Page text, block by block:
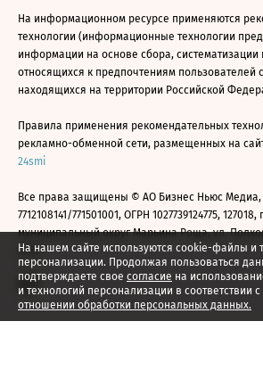
На нашем сайте используются cookie-файлы и
персонализации. Продолжая пользоваться
подтверждаете свое согласие на
и технологий персонализации в соответствии с
отношении обработки персональных данных.
На информационном ресурсе применяются
технологии (информационные технологии
информации на основе сбора, систематизации
относящихся к предпочтениям пользователей
находящихся на территории Российской
Правила применения рекомендательных
рекламно-обменной сети, размещенных на
24smi
Все права защищены © АО Бизнес Ньюс
7712108141/771501001, ОГРН 1027739124775,
муниципальный округ Марьина Роща, ул.
2026